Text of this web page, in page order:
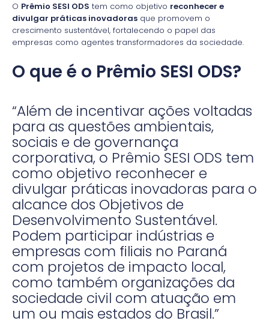
O Prêmio SESI ODS tem como objetivo reconhecer e
divulgar práticas inovadoras que promovem o
crescimento sustentável, fortalecendo o papel das
empresas como agentes transformadores da sociedade.
O que é o Prêmio SESI ODS?
“Além de incentivar ações voltadas
para as questões ambientais,
sociais e de governança
corporativa, o Prêmio SESI ODS tem
como objetivo reconhecer e
divulgar práticas inovadoras para o
alcance dos Objetivos de
Desenvolvimento Sustentável.
Podem participar indústrias e
empresas com filiais no Paraná
com projetos de impacto local,
como também organizações da
sociedade civil com atuação em
um ou mais estados do Brasil.”